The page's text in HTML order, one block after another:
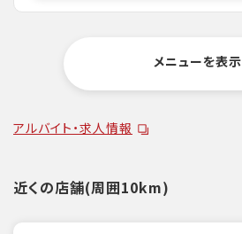
メニューを表示
アルバイト・求人情報
近くの店舗(周囲10km)